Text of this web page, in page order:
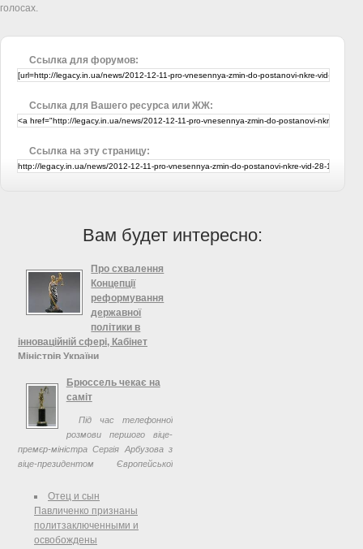
голосах.
Ссылка для форумов:
Ссылка для Вашего ресурса или ЖЖ:
Ссылка на эту страницу:
Вам будет интересно:
Про схвалення
Концепції
реформування
державної
політики в
інноваційній сфері, Кабінет
Міністрів України
Про схвалення Концепції
реформування державної політики в
інноваційній сфері 1. Схвалити
Концепцію реформування державної
політики в інноваційній сфері, що
додається.
Брюссель чекає на
саміт
Під час телефонної
розмови першого віце-
премєр-міністра Сергія Арбузова з
віце-президентом Європейської
економічної та фінансової політики
Оллі Реном обговорено підготовку
Отец и сын
Павличенко признаны
политзаключенными и
освобождены